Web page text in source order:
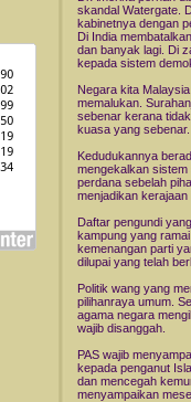
skandal Watergate.
kabinetnya dengan
Di India
dan banyak lagi. Di
kepada sistem
Negara kita
memalukan.
sebenar kerana
kuasa yang sebenar.
Kedudukannya
mengekalkan
perdana sebelah
menjadikan
Daftar pengundi
kampung yang
kemenangan parti
dilupai yang telah
Politik wang yang
pilihanraya umum.
agama negara
wajib disanggah.
PAS wajib
kepada penganut
dan mencegah
menyampaikan